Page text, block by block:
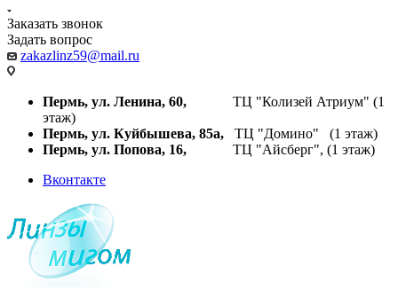
Заказать звонок
Задать вопрос
zakazlinz59@mail.ru
Пермь, ул. Ленина, 60, ТЦ "Колизей Атриум" (1
этаж)
Пермь, ул. Куйбышева, 85а, ТЦ "Домино" (1 этаж)
Пермь, ул. Попова, 16, ТЦ "Айсберг", (1 этаж)
Вконтакте